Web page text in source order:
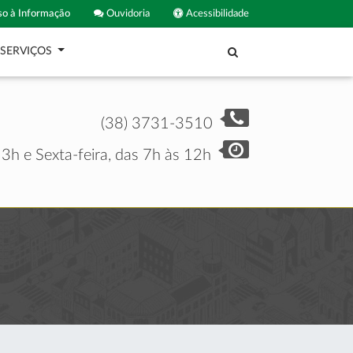
Acessibilidade
Ouvidoria
à Informação
SERVIÇOS
(38) 3731-3510
e Sexta-feira, das 7h às 12h